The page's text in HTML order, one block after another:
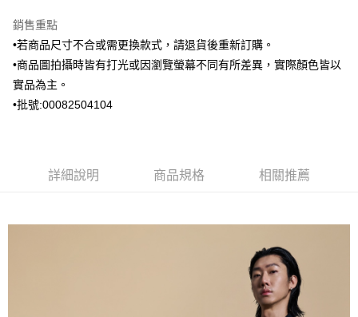
聯邦商業銀行
元大商業銀行
永豐商業銀行
台新國際商業銀行
中國信託商業銀行
台灣樂天信用卡公司
匯豐（台灣）商業銀行
聯邦商業銀行
遠東國際商業銀行
元大商業銀行
永豐商業銀行
玉山商業銀行
台灣樂天信用卡公司
運送方式
新竹物流宅配
每筆NT$120，滿NT$3,000(含以上)免運費
LINEX 宇迅國際 查看運費
銷售重點
•若商品尺寸不合或需更換款式，請退貨後重新訂購。
•商品圖拍攝時皆有打光或因瀏覽螢幕不同有所差異，實際顏色皆以
實品為主。
•批號:00082504104
詳細說明 商品規格 相關推薦